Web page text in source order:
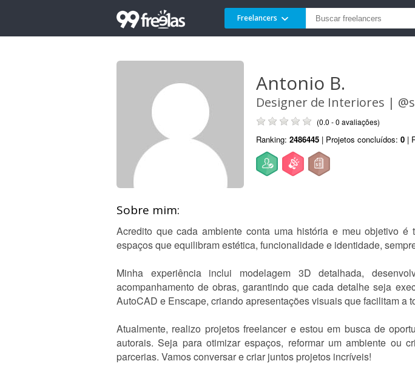
Freelancers
Antonio B.
Designer de Interiores |
(0.0 - 0 avaliações)
Ranking: 2486445 | Projetos concluídos: 0 |
Sobre mim:
Acredito que cada ambiente conta uma história e meu objetivo
espaços que equilibram estética, funcionalidade e identidade,
Minha experiência inclui modelagem 3D detalhada,
acompanhamento de obras, garantindo que cada detalhe seja
AutoCAD e Enscape, criando apresentações visuais que facilitam a
Atualmente, realizo projetos freelancer e estou em busca de
autorais. Seja para otimizar espaços, reformar um ambiente ou
parcerias. Vamos conversar e criar juntos projetos incríveis!